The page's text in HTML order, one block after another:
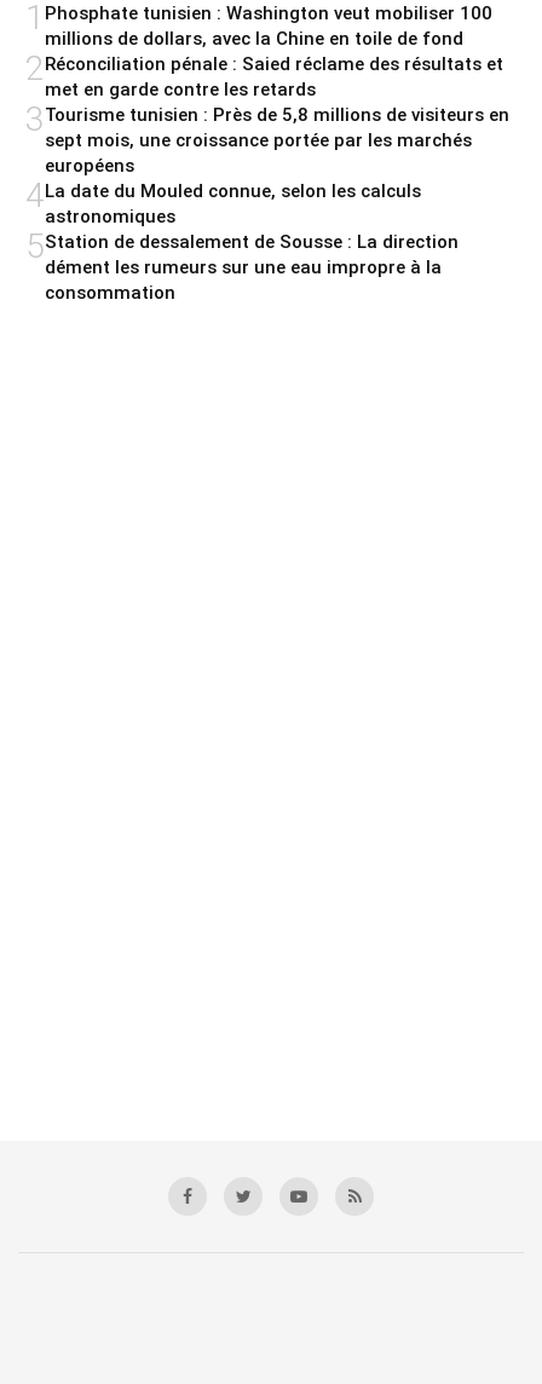
1 Phosphate tunisien : Washington veut mobiliser 100
millions de dollars, avec la Chine en toile de fond
2 Réconciliation pénale : Saied réclame des résultats et
met en garde contre les retards
3Tourisme tunisien : Près de 5,8 millions de visiteurs en
sept mois, une croissance portée par les marchés
européens
4La date du Mouled connue, selon les calculs
astronomiques
5Station de dessalement de Sousse : La direction
dément les rumeurs sur une eau impropre à la
consommation